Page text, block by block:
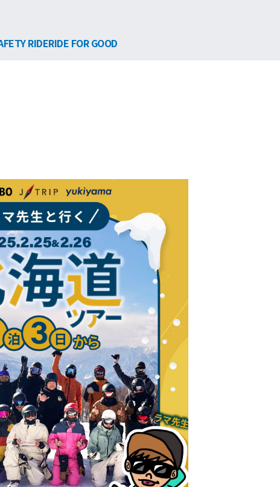
RIDERIDE FOR GOOD